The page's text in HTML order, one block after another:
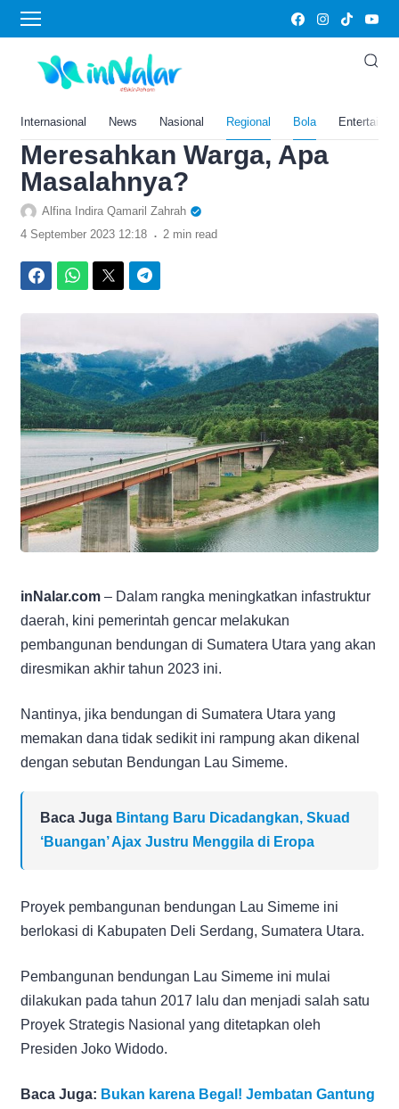
Internasional News Nasional Regional Bola
Home›Bola
Peras Dana Rp 1,3 Triliun,
Pembangunan Bendungan
di Sumatera Utara Ini
Meresahkan Warga, Apa
Masalahnya?
Alfina Indira Qamaril Zahrah
4 September 2023 12:18 . 2 min read
inNalar.com – Dalam rangka meningkatkan infastruktur
daerah, kini pemerintah gencar melakukan
pembangunan bendungan di Sumatera Utara yang akan
diresmikan akhir tahun 2023 ini.
Nantinya, jika bendungan di Sumatera Utara yang
memakan dana tidak sedikit ini rampung akan dikenal
dengan sebutan Bendungan Lau Simeme.
Baca Juga Bintang Baru Dicadangkan, Skuad
‘Buangan’ Ajax Justru Menggila di Eropa
Proyek pembangunan bendungan Lau Simeme ini
berlokasi di Kabupaten Deli Serdang, Sumatera Utara.
Pembangunan bendungan Lau Simeme ini mulai
dilakukan pada tahun 2017 lalu dan menjadi salah satu
Proyek Strategis Nasional yang ditetapkan oleh
Presiden Joko Widodo.
Baca Juga: Bukan karena Begal! Jembatan Gantung